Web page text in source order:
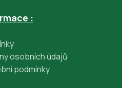
:
osobních údajů
podmínky